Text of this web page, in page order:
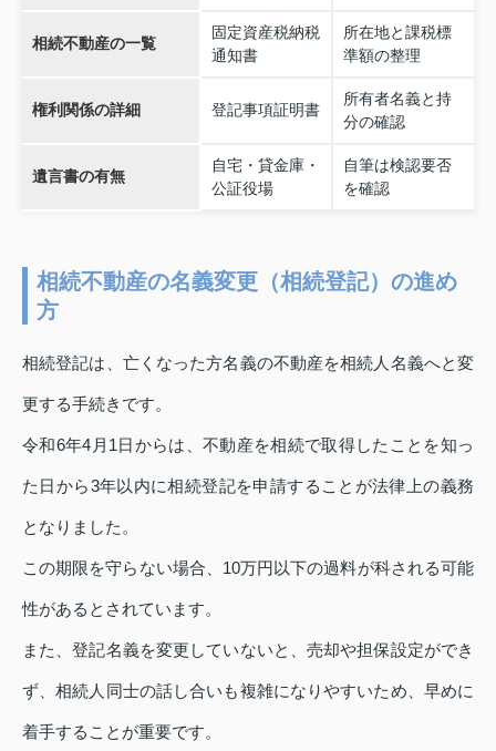
相続不動産の一覧
固定資産税納税
通知書
所在地と課税標
準額の整理
権利関係の詳細 登記事項証明書
所有者名義と持
分の確認
遺言書の有無
自宅・貸金庫・
公証役場
自筆は検認要否
を確認
相続不動産の名義変更（相続登記）の進め
方
相続登記は、亡くなった方名義の不動産を相続人名義へと変
更する手続きです。
令和6年4月1日からは、不動産を相続で取得したことを知っ
た日から3年以内に相続登記を申請することが法律上の義務
となりました。
この期限を守らない場合、10万円以下の過料が科される可能
性があるとされています。
また、登記名義を変更していないと、売却や担保設定ができ
ず、相続人同士の話し合いも複雑になりやすいため、早めに
着手することが重要です。